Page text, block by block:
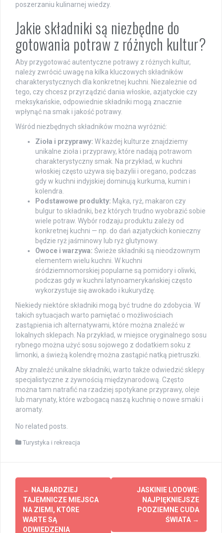
poszerzaniu kulinarnej wiedzy.
Jakie składniki są niezbędne do
gotowania potraw z różnych kultur?
Aby przygotować autentyczne potrawy z różnych kultur,
należy zwrócić uwagę na kilka kluczowych składników
charakterystycznych dla konkretnej kuchni. Niezależnie od
tego, czy chcesz przyrządzić dania włoskie, azjatyckie czy
meksykańskie, odpowiednie składniki mogą znacznie
wpłynąć na smak i jakość potrawy.
Wśród niezbędnych składników można wyróżnić:
Zioła i przyprawy: W każdej kulturze znajdziemy
unikalne zioła i przyprawy, które nadają potrawom
charakterystyczny smak. Na przykład, w kuchni
włoskiej często używa się bazylii i oregano, podczas
gdy w kuchni indyjskiej dominują kurkuma, kumin i
kolendra.
Podstawowe produkty: Mąka, ryż, makaron czy
bulgur to składniki, bez których trudno wyobrazić sobie
wiele potraw. Wybór rodzaju produktu zależy od
konkretnej kuchni — np. do dań azjatyckich konieczny
będzie ryż jaśminowy lub ryż glutynowy.
Owoce i warzywa: Świeże składniki są nieodzownym
elementem wielu kuchni. W kuchni
śródziemnomorskiej popularne są pomidory i oliwki,
podczas gdy w kuchni latynoamerykańskiej często
wykorzystuje się awokado i kukurydzę.
Niekiedy niektóre składniki mogą być trudne do zdobycia. W
takich sytuacjach warto pamiętać o możliwościach
zastąpienia ich alternatywami, które można znaleźć w
lokalnych sklepach. Na przykład, w miejsce oryginalnego sosu
rybnego można użyć sosu sojowego z dodatkiem soku z
limonki, a świeżą kolendrę można zastąpić natką pietruszki.
Aby znaleźć unikalne składniki, warto także odwiedzić sklepy
specjalistyczne z żywnością międzynarodową. Często
można tam natrafić na rzadziej spotykane przyprawy, oleje
lub marynaty, które wzbogacą naszą kuchnię o nowe smaki i
aromaty.
No related posts.
Turystyka i rekreacja
Post
navigation
← NAJBARDZIEJ
TAJEMNICZE MIEJSCA
NA ZIEMI, KTÓRE
WARTE SĄ
ODWIEDZENIA
JASKINIE LODOWE:
NAJPIĘKNIEJSZE
PODZIEMNE CUDA
ŚWIATA →